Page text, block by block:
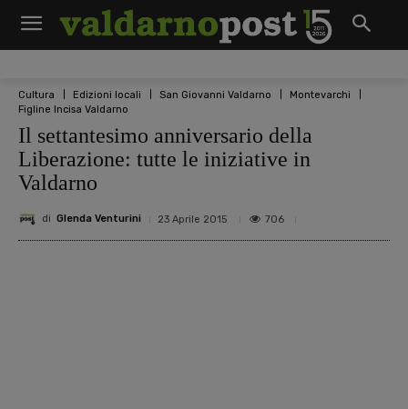
Cultura Edizioni locali San Giovanni Valdarno
Montevarchi
Figline Incisa Valdarno
Il settantesimo anniversario della
Liberazione: tutte le iniziative in
Valdarno
di Glenda Venturini 23 Aprile 2015 706